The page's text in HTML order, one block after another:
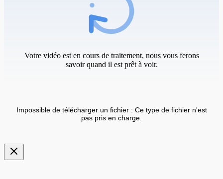
Votre vidéo est en cours de traitement, nous vous ferons
savoir quand il est prêt à voir.
Impossible de télécharger un fichier : Ce type de fichier n'est
pas pris en charge.